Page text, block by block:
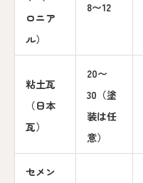
ロニア
ル）
8〜12
粘土瓦
（日本
瓦）
20〜
30（塗
装は任
意）
セメン